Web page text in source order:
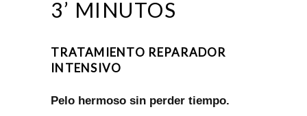
3’ MINUTOS
TRATAMIENTO REPARADOR
INTENSIVO
Pelo hermoso sin perder tiempo.